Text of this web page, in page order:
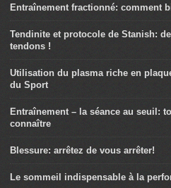
Entraînement fractionné: comment
Tendinite et protocole de Stanish:
tendons !
Utilisation du plasma riche en
du Sport
Entraînement – la séance au seuil:
connaître
Blessure: arrêtez de vous arrêter!
Le sommeil indispensable à la